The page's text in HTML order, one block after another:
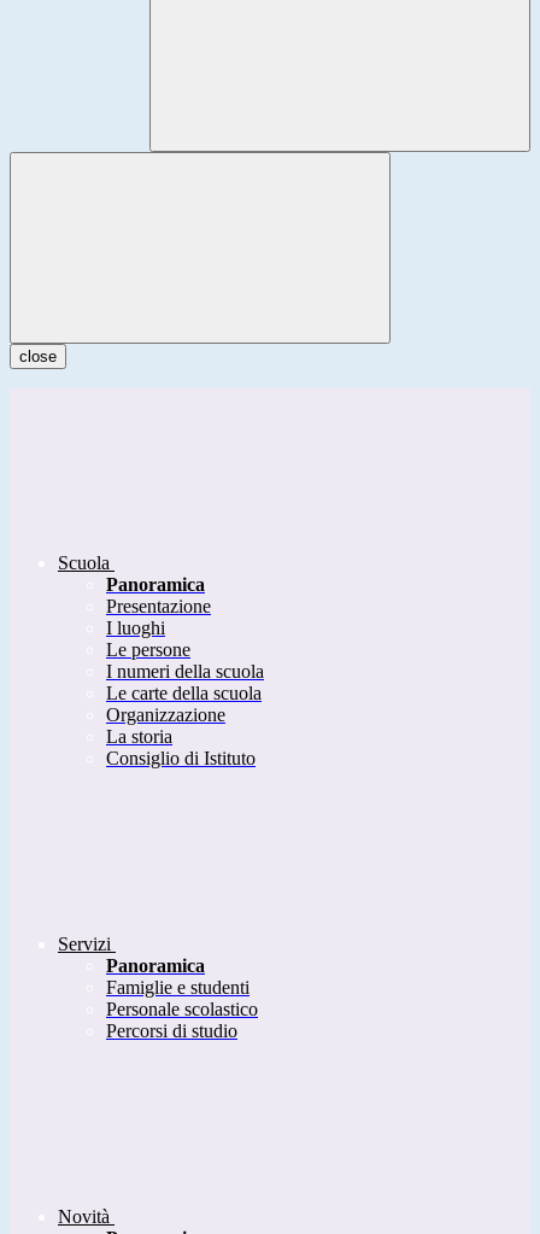
close
Scuola
Panoramica
Presentazione
I luoghi
Le persone
I numeri della scuola
Le carte della scuola
Organizzazione
La storia
Consiglio di Istituto
Servizi
Panoramica
Famiglie e studenti
Personale scolastico
Percorsi di studio
Novità